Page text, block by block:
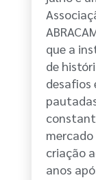
que a
de
desafios
mercado
criação
anos